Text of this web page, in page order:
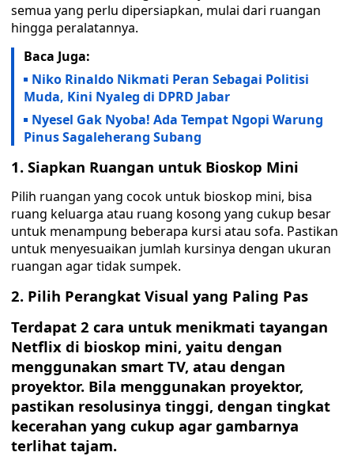
semua yang perlu dipersiapkan, mulai dari ruangan
hingga peralatannya.
Baca Juga:
Niko Rinaldo Nikmati Peran Sebagai Politisi
Muda, Kini Nyaleg di DPRD Jabar
Nyesel Gak Nyoba! Ada Tempat Ngopi Warung
Pinus Sagaleherang Subang
1. Siapkan Ruangan untuk Bioskop Mini
Pilih ruangan yang cocok untuk bioskop mini, bisa
ruang keluarga atau ruang kosong yang cukup besar
untuk menampung beberapa kursi atau sofa. Pastikan
untuk menyesuaikan jumlah kursinya dengan ukuran
ruangan agar tidak sumpek.
2. Pilih Perangkat Visual yang Paling Pas
Terdapat 2 cara untuk menikmati tayangan
Netflix di bioskop mini, yaitu dengan
menggunakan smart TV, atau dengan
proyektor. Bila menggunakan proyektor,
pastikan resolusinya tinggi, dengan tingkat
kecerahan yang cukup agar gambarnya
terlihat tajam.